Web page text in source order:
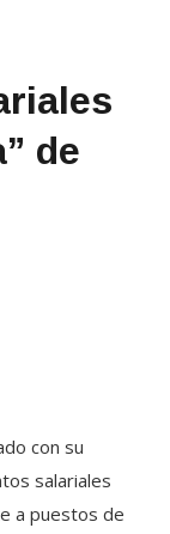
de
con su
salariales
a puestos de